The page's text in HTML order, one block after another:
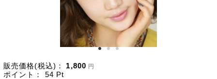
販売価格(税込)： 1,800 円
ポイント： 54 Pt